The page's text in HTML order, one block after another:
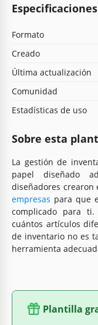
Formato
Creado
Última actualización
Comunidad
Estadísticas de uso
Sobre esta
La gestión de
papel diseñado
diseñadores crearon
empresas para que
complicado para
cuántos artículos
de inventario no es
herramienta
Plantilla